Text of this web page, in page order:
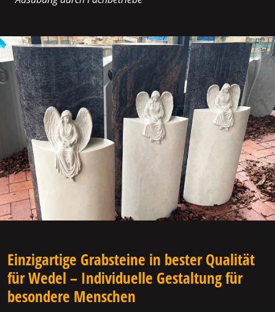
Einzigartige Grabsteine in bester Qualität
für Wedel – Individuelle Gestaltung für
besondere Menschen